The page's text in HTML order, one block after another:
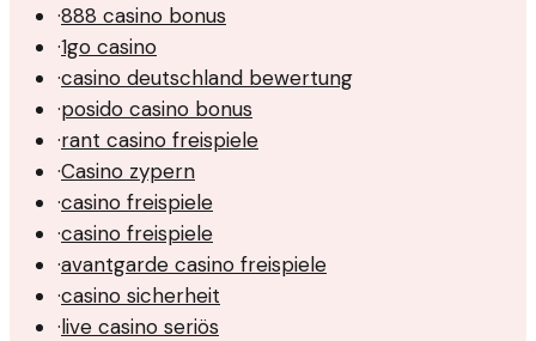
·888 casino bonus
·1go casino
·casino deutschland bewertung
·posido casino bonus
·rant casino freispiele
·Casino zypern
·casino freispiele
·casino freispiele
·avantgarde casino freispiele
·casino sicherheit
·live casino seriös